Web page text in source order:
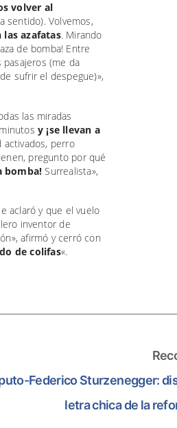
volver al
sentido). Volvemos,
azafatas. Mirando
de bomba! Entre
(me da
sufrir el despegue)»,
las miradas
minutosy ¡se llevan a
activados, perro
pregunto por qué
bomba! Surrealista»,
aclaró y que el vuelo
inventor de
afirmó y cerró con
de colifas«.
Federico Sturzenegger:
letra chica de la